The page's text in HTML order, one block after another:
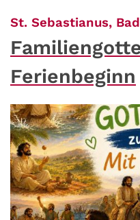
St. Sebastianus,
Ferienbeginn